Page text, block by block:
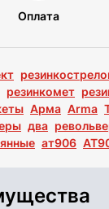
Оплата
резинкомет
Арма Arma
два
ат906